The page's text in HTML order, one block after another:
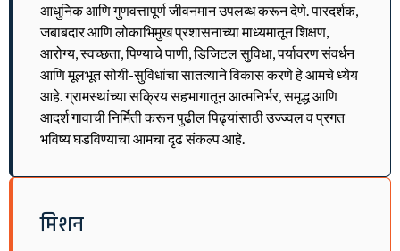
आधुनिक आणि गुणवत्तापूर्ण जीवनमान उपलब्ध करून देणे. पारदर्शक,
जबाबदार आणि लोकाभिमुख प्रशासनाच्या माध्यमातून शिक्षण,
आरोग्य, स्वच्छता, पिण्याचे पाणी, डिजिटल सुविधा, पर्यावरण संवर्धन
आणि मूलभूत सोयी-सुविधांचा सातत्याने विकास करणे हे आमचे ध्येय
आहे. ग्रामस्थांच्या सक्रिय सहभागातून आत्मनिर्भर, समृद्ध आणि
आदर्श गावाची निर्मिती करून पुढील पिढ्यांसाठी उज्ज्वल व प्रगत
भविष्य घडविण्याचा आमचा दृढ संकल्प आहे.
मिशन